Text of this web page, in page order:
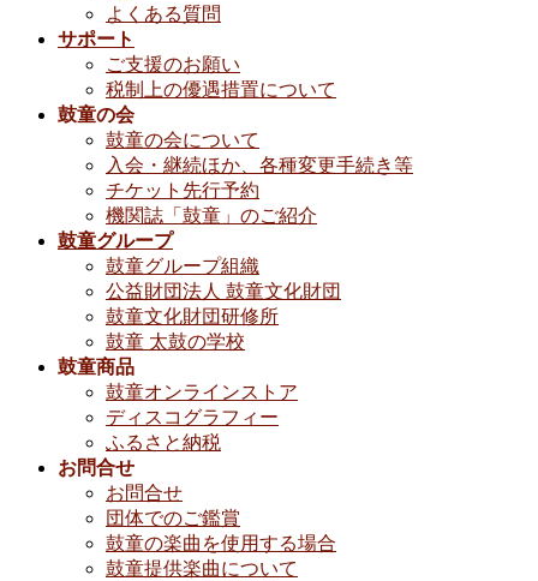
よくある質問
サポート
ご支援のお願い
税制上の優遇措置について
鼓童の会
鼓童の会について
入会・継続ほか、各種変更手続き等
チケット先行予約
機関誌「鼓童」のご紹介
鼓童グループ
鼓童グループ組織
公益財団法人 鼓童文化財団
鼓童文化財団研修所
鼓童 太鼓の学校
鼓童商品
鼓童オンラインストア
ディスコグラフィー
ふるさと納税
お問合せ
お問合せ
団体でのご鑑賞
鼓童の楽曲を使用する場合
鼓童提供楽曲について